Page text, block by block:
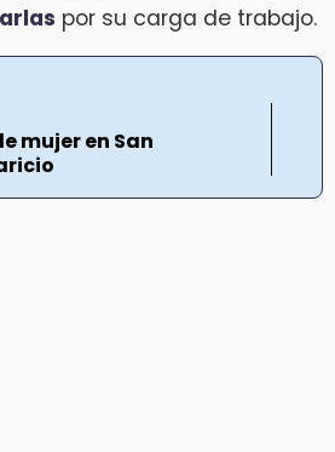
por su carga de trabajo.
mujer en San